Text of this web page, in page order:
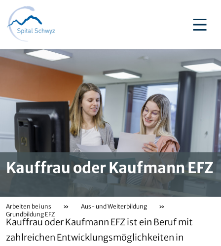
Kauffrau oder Kaufmann EFZ
Arbeiten bei uns » Aus- und Weiterbildung
»
Grundbildung EFZ
Kauffrau oder Kaufmann EFZ ist ein Beruf mit
zahlreichen Entwicklungsmöglichkeiten in